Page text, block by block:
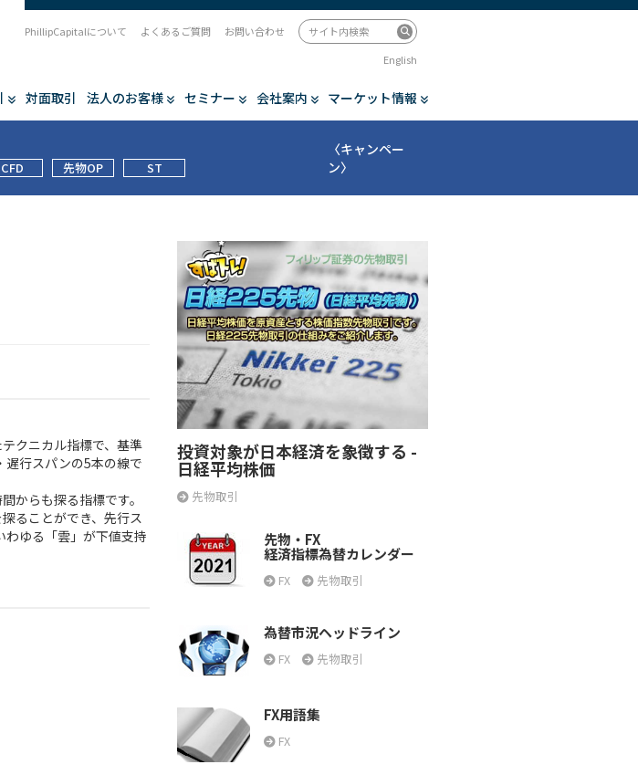
対面取引 法人のお客様 セミナー 会社案内 マーケット情報
PhillipCapitalについて よくあるご質問
お問い合わせ
English
CFD 先物OP ST
〈キャンペー
ン〉
クニカル指標で、基準
行スパンの5本の線で
からも探る指標です。
ることができ、先行ス
ゆる「雲」が下値支持
投資対象が日本経済を象徴する -
日経平均株価
先物取引
先物・FX
経済指標為替カレンダー
FX 先物取引
為替市況ヘッドライン
FX 先物取引
FX用語集
FX